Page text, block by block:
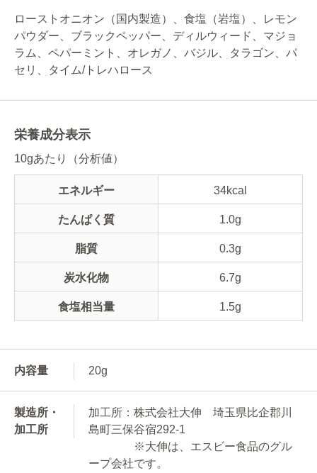
ローストオニオン（国内製造）、食塩（岩塩）、レモン
パウダー、ブラックペッパー、ディルウィード、マジョ
ラム、ペパーミント、オレガノ、バジル、タラゴン、パ
セリ、タイム/トレハロース
栄養成分表示
10gあたり（分析値）
エネルギー 34kcal
たんぱく質 1.0g
脂質 0.3g
炭水化物 6.7g
食塩相当量 1.5g
内容量 20g
製造所・
加工所
加工所：株式会社大伸 埼玉県比企郡川
島町三保谷宿292-1
※大伸は、エスビー食品のグル
ープ会社です。